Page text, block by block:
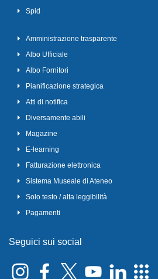
Spid
Amministrazione trasparente
Albo Ufficiale
Albo Fornitori
Pianificazione strategica
Atti di notifica
Diversamente abili
Magazine
E-learning
Fatturazione elettronica
Sistema Museale di Ateneo
Solo testo / alta leggibilità
Pagamenti
Seguici sui social